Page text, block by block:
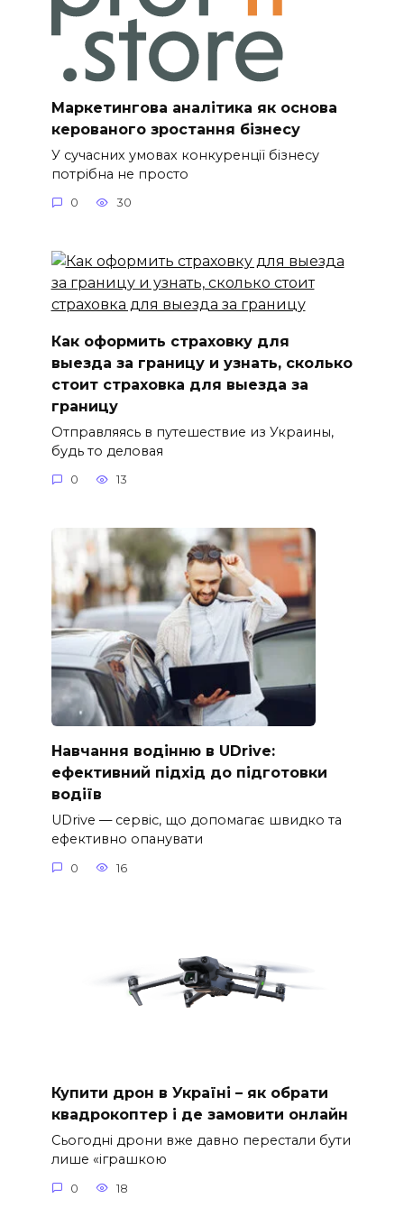
Маркетингова аналітика як основа
керованого зростання бізнесу
У сучасних умовах конкуренції бізнесу
потрібна не просто
0 30
Как оформить страховку для
выезда за границу и узнать, сколько
стоит страховка для выезда за
границу
Отправляясь в путешествие из Украины,
будь то деловая
0 13
Навчання водінню в UDrive:
ефективний підхід до підготовки
водіїв
UDrive — сервіс, що допомагає швидко та
ефективно опанувати
0 16
Купити дрон в Україні – як обрати
квадрокоптер і де замовити онлайн
Сьогодні дрони вже давно перестали бути
лише «іграшкою
0 18